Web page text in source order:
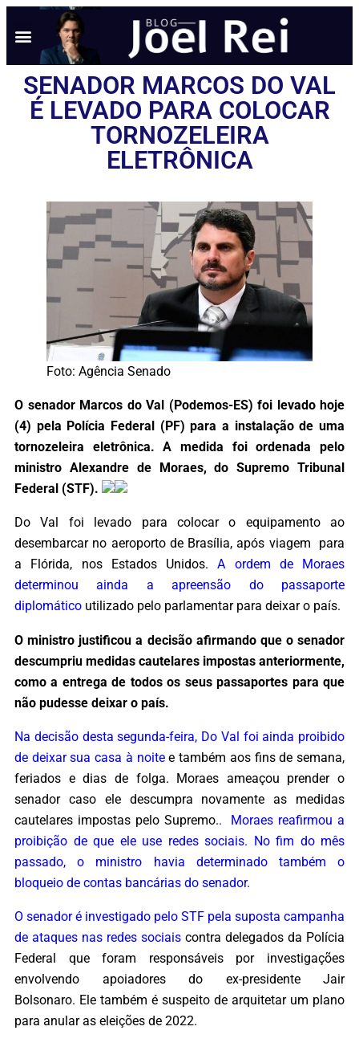
SENADOR MARCOS DO VAL
É LEVADO PARA COLOCAR
TORNOZELEIRA
ELETRÔNICA
Foto: Agência Senado
O senador Marcos do Val (Podemos-ES) foi levado hoje
(4) pela Polícia Federal (PF) para a instalação de uma
tornozeleira eletrônica. A medida foi ordenada pelo
ministro Alexandre de Moraes, do Supremo Tribunal
Federal (STF).
Do Val foi levado para colocar o equipamento ao
desembarcar no aeroporto de Brasília, após viagem para
a Flórida, nos Estados Unidos.A ordem de Moraes
determinou ainda a apreensão do passaporte
diplomático utilizado pelo parlamentar para deixar o país.
O ministro justificou a decisão afirmando que o senador
descumpriu medidas cautelares impostas anteriormente,
como a entrega de todos os seus passaportes para que
não pudesse deixar o país.
Na decisão desta segunda-feira, Do Val foi ainda proibido
de deixar sua casa à noitee também aos fins de semana,
feriados e dias de folga. Moraes ameaçou prender o
senador caso ele descumpra novamente as medidas
cautelares impostas pelo Supremo.. Moraes reafirmou a
proibição de que ele use redes sociais. No fim do mês
passado, o ministro havia determinado também o
bloqueio de contas bancárias do senador.
O senador é investigado pelo STF pela suposta campanha
de ataques nas redes sociais contra delegados da Polícia
Federal que foram responsáveis por investigações
envolvendo apoiadores do ex-presidente Jair
Bolsonaro. Ele também é suspeito de arquitetar um plano
para anular as eleições de 2022.